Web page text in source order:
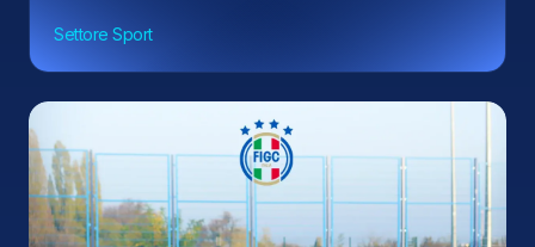
Settore Sport